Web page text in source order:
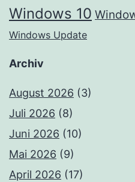
Windows 10
Windows Update
Archiv
August 2026 (3)
Juli 2026 (8)
Juni 2026 (10)
Mai 2026 (9)
April 2026 (17)